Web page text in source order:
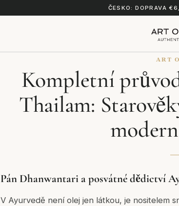
ČESKO: DOPRAVA
ART
Kompletní
Thailam:
Pán Dhanwantari a posvátné dědictví
V Ayurvedě není olej jen látkou, je nositelem